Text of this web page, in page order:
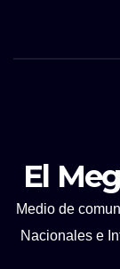
El
Medio de
Nacionales e